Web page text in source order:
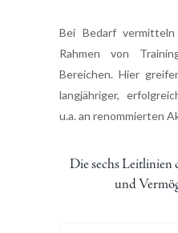
Bei Bedarf
Rahmen von
Bereichen. Hier
langjähriger,
u.a. an renommierten
Die sechs
und